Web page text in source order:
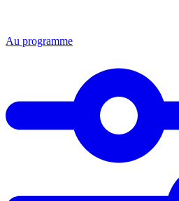
Au programme